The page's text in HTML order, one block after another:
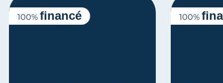
100% financé 100%